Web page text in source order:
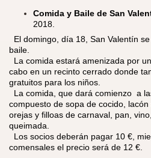
Comida y Baile de San
2018.
El domingo, día 18, San Valentín
baile.
La comida estará amenizada por
cabo en un recinto cerrado donde
gratuitos para los niños.
La comida, que dará comienzo a
compuesto de sopa de cocido,
orejas y filloas de carnaval, pan,
queimada.
Los socios deberán pagar 10 €,
comensales el precio será de 12 €.